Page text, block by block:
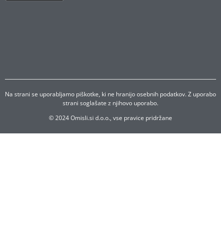
Na strani se uporabljamo piškotke, ki ne hranijo osebnih podatkov. Z uporabo
strani soglašate z njihovo uporabo.
© 2024 Omisli.si d.o.o., vse pravice pridržane